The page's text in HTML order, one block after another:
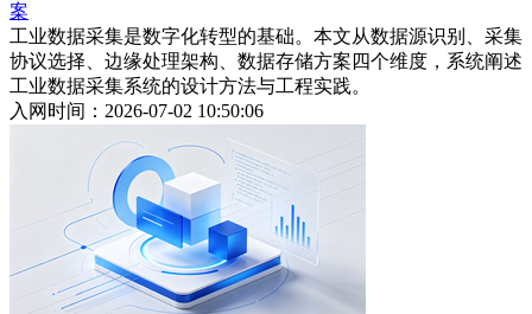
案
工业数据采集是数字化转型的基础。本文从数据源识别、采集
协议选择、边缘处理架构、数据存储方案四个维度，系统阐述
工业数据采集系统的设计方法与工程实践。
入网时间：2026-07-02 10:50:06